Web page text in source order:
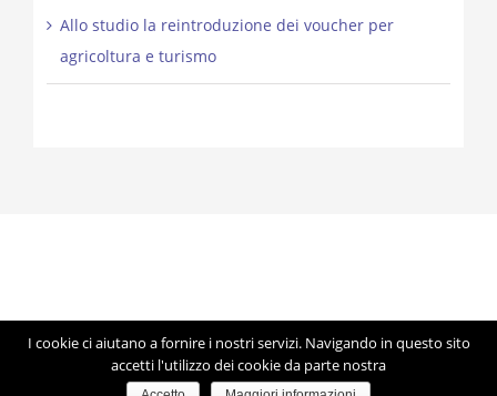
Allo studio la reintroduzione dei voucher per
agricoltura e turismo
© Copyright 2012 -2026 | Studio Lorigiola | STELE | P.IVA
04041350283 | Made with ♥ byArtmosferausing WordPress
I cookie ci aiutano a fornire i nostri servizi. Navigando in questo sito
accetti l'utilizzo dei cookie da parte nostra